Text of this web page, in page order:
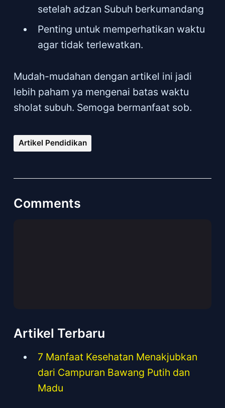
setelah adzan Subuh berkumandang
Penting untuk memperhatikan waktu
agar tidak terlewatkan.
Mudah-mudahan dengan artikel ini jadi
lebih paham ya mengenai batas waktu
sholat subuh. Semoga bermanfaat sob.
Artikel Pendidikan
Comments
Artikel Terbaru
7 Manfaat Kesehatan Menakjubkan
dari Campuran Bawang Putih dan
Madu